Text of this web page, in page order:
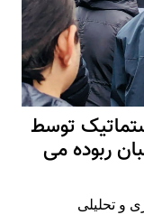
توسط
ربوده می
و تحلیلی